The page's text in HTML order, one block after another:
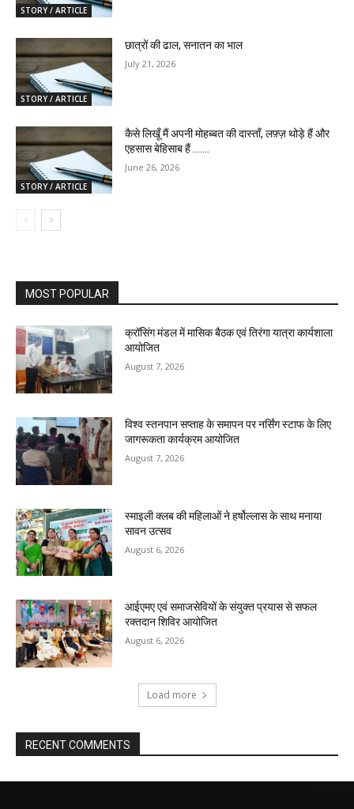
STORY / ARTICLE
STORY / ARTICLE
छात्रों की ढाल, सनातन का भाल
July 21, 2026
STORY / ARTICLE
कैसे लिखूँ मैं अपनी मोहब्बत की दास्ताँ, लफ़्ज़ थोड़े हैं और
एहसास बेहिसाब हैं …….
June 26, 2026
MOST POPULAR
क्रॉसिंग मंडल में मासिक बैठक एवं तिरंगा यात्रा कार्यशाला
आयोजित
August 7, 2026
विश्व स्तनपान सप्ताह के समापन पर नर्सिंग स्टाफ के लिए
जागरूकता कार्यक्रम आयोजित
August 7, 2026
स्माइली क्लब की महिलाओं ने हर्षोल्लास के साथ मनाया
सावन उत्सव
August 6, 2026
आईएमए एवं समाजसेवियों के संयुक्त प्रयास से सफल
रक्तदान शिविर आयोजित
August 6, 2026
Load more
RECENT COMMENTS